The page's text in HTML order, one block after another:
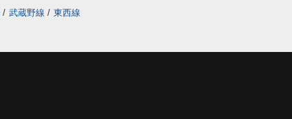
/ 武蔵野線 / 東西線